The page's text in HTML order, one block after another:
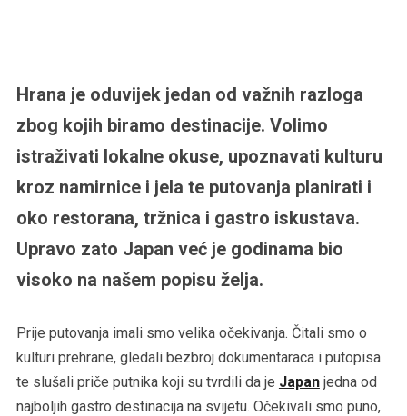
Hrana je oduvijek jedan od važnih razloga
zbog kojih biramo destinacije. Volimo
istraživati lokalne okuse, upoznavati kulturu
kroz namirnice i jela te putovanja planirati i
oko restorana, tržnica i gastro iskustava.
Upravo zato Japan već je godinama bio
visoko na našem popisu želja.
Prije putovanja imali smo velika očekivanja. Čitali smo o
kulturi prehrane, gledali bezbroj dokumentaraca i putopisa
te slušali priče putnika koji su tvrdili da je Japanjedna od
najboljih gastro destinacija na svijetu. Očekivali smo puno,